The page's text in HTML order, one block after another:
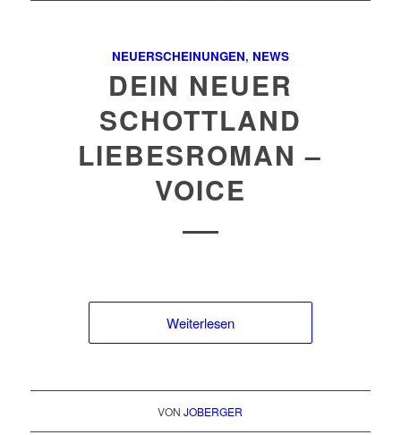
NEUERSCHEINUNGEN, NEWS
DEIN NEUER
SCHOTTLAND
LIEBESROMAN –
VOICE
Weiterlesen
VONJOBERGER